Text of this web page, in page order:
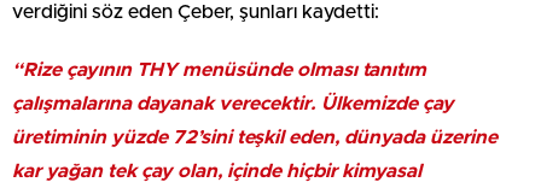
verdiğini söz eden Çeber, şunları kaydetti:
“Rize çayının THY menüsünde olması tanıtım
çalışmalarına dayanak verecektir. Ülkemizde çay
üretiminin yüzde 72’sini teşkil eden, dünyada üzerine
kar yağan tek çay olan, içinde hiçbir kimyasal